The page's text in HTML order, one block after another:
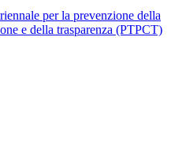
per la prevenzione della
e della trasparenza (PTPCT)